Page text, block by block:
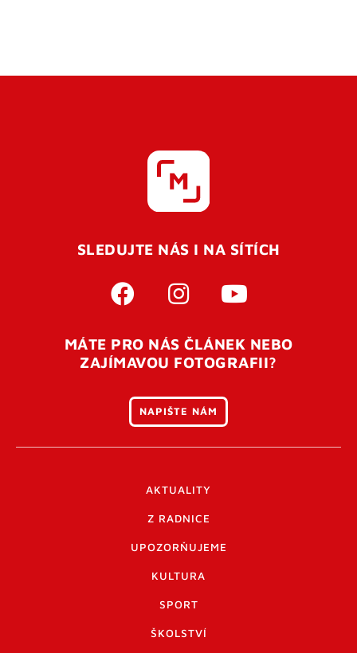
SLEDUJTE NÁS I NA SÍTÍCH
MÁTE PRO NÁS ČLÁNEK NEBO
ZAJÍMAVOU FOTOGRAFII?
NAPIŠTE NÁM
AKTUALITY
Z RADNICE
UPOZORŇUJEME
KULTURA
SPORT
ŠKOLSTVÍ